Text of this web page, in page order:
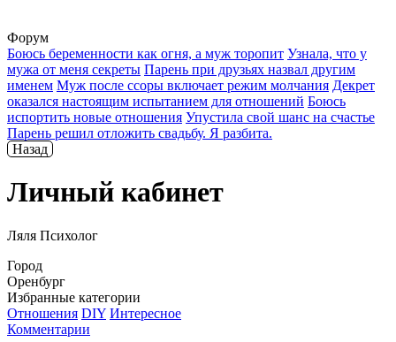
Форум
Боюсь беременности как огня, а муж торопит Узнала, что у
мужа от меня секреты Парень при друзьях назвал другим
именем Муж после ссоры включает режим молчания Декрет
оказался настоящим испытанием для отношений Боюсь
испортить новые отношения Упустила свой шанс на счастье
Парень решил отложить свадьбу. Я разбита.
Назад
Личный кабинет
Ляля Психолог
Город
Оренбург
Избранные категории
Отношения DIY Интересное
Комментарии